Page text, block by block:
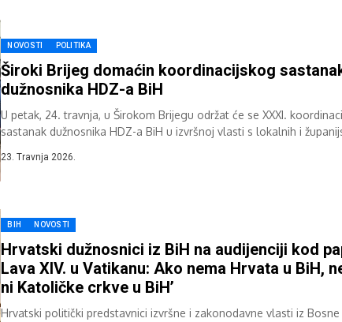
NOVOSTI POLITIKA
Široki Brijeg domaćin koordinacijskog
dužnosnika HDZ-a BiH
U petak, 24. travnja, u Širokom Brijegu održat će se XXXI.
sastanak dužnosnika HDZ-a BiH u izvršnoj vlasti s lokalnih i
23. Travnja 2026.
BIH NOVOSTI
Hrvatski dužnosnici iz BiH na audijenciji kod
Lava XIV. u Vatikanu: Ako nema Hrvata u BiH,
ni Katoličke crkve u BiH’
Hrvatski politički predstavnici izvršne i zakonodavne vlasti iz Bosne